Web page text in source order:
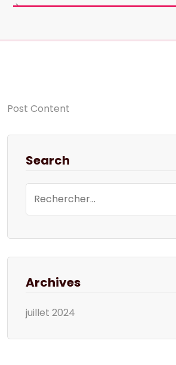
>
Post Content
Search
Archives
juillet 2024